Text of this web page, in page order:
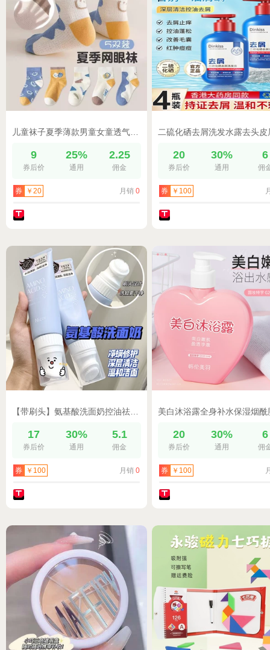
9
券后价
25%
通用
2.25
佣金
券 ￥20 月销 0
20
券后价
30%
通用
6
佣
券 ￥100
17
券后价
30%
通用
5.1
佣金
券 ￥100 月销 0
20
券后价
30%
通用
6
佣
券 ￥100